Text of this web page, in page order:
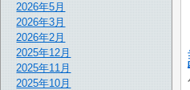
2026年5月
2026年3月
2026年2月
2025年12月
2025年11月
2025年10月